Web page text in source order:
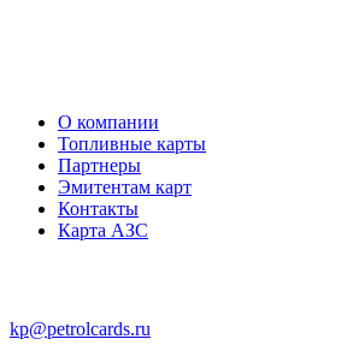
О компании
Топливные карты
Партнеры
Эмитентам карт
Контакты
Карта АЗС
kp@petrolcards.ru